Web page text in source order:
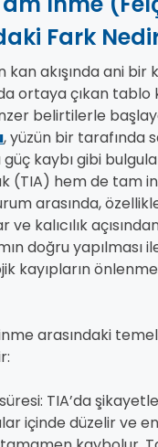
Fark
kan akışında ani bir
ortaya çıkan
belirtilerle
, yüzün bir tarafında
kaybı gibi
(TIA) hem de tam
arasında,
ve kalıcılık
doğru yapılması
kayıpların
arasındaki
TIA’da
içinde düzelir ve